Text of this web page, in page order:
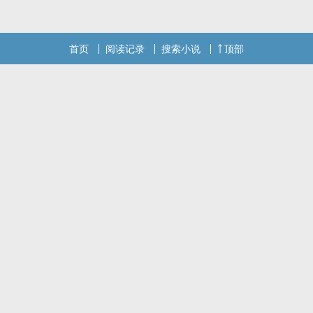
首页
阅读记录 搜索小说 顶部